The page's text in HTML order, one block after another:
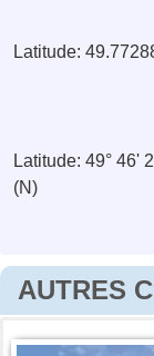
Latitude:
Latitude: 49° 46'
(N)
AUTRES